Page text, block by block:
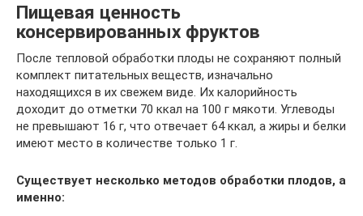
Пищевая ценность
консервированных фруктов
После тепловой обработки плоды не сохраняют полный
комплект питательных веществ, изначально
находящихся в их свежем виде. Их калорийность
доходит до отметки 70 ккал на 100 г мякоти. Углеводы
не превышают 16 г, что отвечает 64 ккал, а жиры и белки
имеют место в количестве только 1 г.
Существует несколько методов обработки плодов, а
именно: